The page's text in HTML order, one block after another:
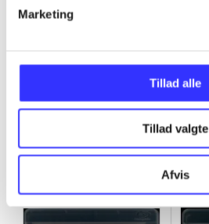
Marketing
Tillad alle
Tillad valgte
Afvis
...
Minder om